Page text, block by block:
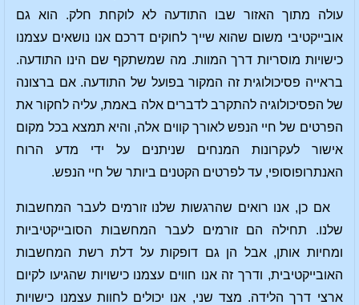
עולה מתוך האזור שבו התודעה לא לוקחת חלק. הוא גם
אובייקטיבי משום שהוא שייך לחוקים דרכם אנו נושאים עצמנו
כישויות מוסריות דרך המוות. מה שמשתקף שם הינו התודעה.
בראייה פסיכולוגית זה המקור בפועל של התודעה. אם ברצונה
של הפסיכולוגיה להתקרב לדברים אלה באמת, עליה לחקור את
הפרטים של חיי הנפש לאורך קווים אלה, והיא תמצא בכל מקום
אישור לעקרונות המנחים שניתנים על ידי מדע הרוח
האנתרופוסופי, עד לפרטים הקטנים ביותר של חיי הנפש.
אם כן, אנו רואים שהרגשות שלנו זורמים לעבר המחשבות
שלנו. תחילה הם זורמים לעבר המחשבות הסובייקטיביות
ומחיות אותן, אבל הן גם דופקות על דלת רשת המחשבות
האובייקטיבית, ודרך זה אנו חווים עצמנו כישויות שהגיעו לקיום
ארצי דרך הלידה. מצד שני, אנו יכולים לחוות עצמנו כישויות